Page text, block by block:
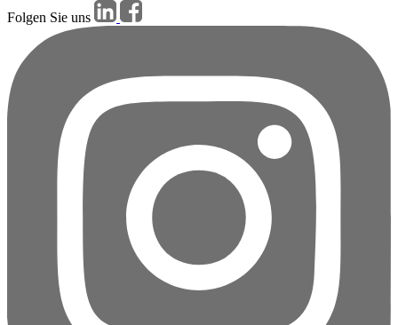
Folgen Sie uns